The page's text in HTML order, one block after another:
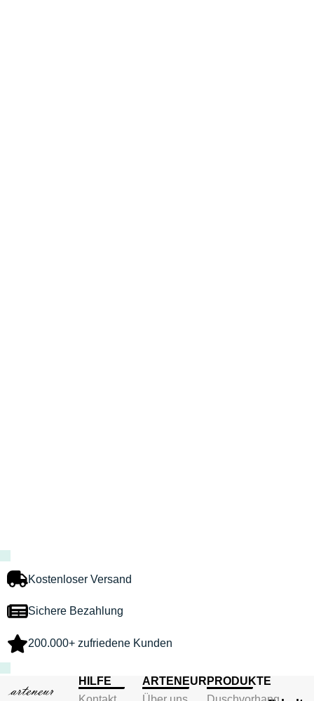
Kostenloser Versand
Sichere Bezahlung
200.000+ zufriedene Kunden
HILFE
ARTENEUR PRODUKTE